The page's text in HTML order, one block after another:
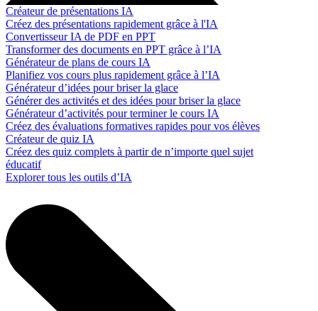
Créateur de présentations IA
Créez des présentations rapidement grâce à l'IA
Convertisseur IA de PDF en PPT
Transformer des documents en PPT grâce à l’IA
Générateur de plans de cours IA
Planifiez vos cours plus rapidement grâce à l’IA
Générateur d’idées pour briser la glace
Générer des activités et des idées pour briser la glace
Générateur d’activités pour terminer le cours IA
Créez des évaluations formatives rapides pour vos élèves
Créateur de quiz IA
Créez des quiz complets à partir de n’importe quel sujet
éducatif
Explorer tous les outils d’IA